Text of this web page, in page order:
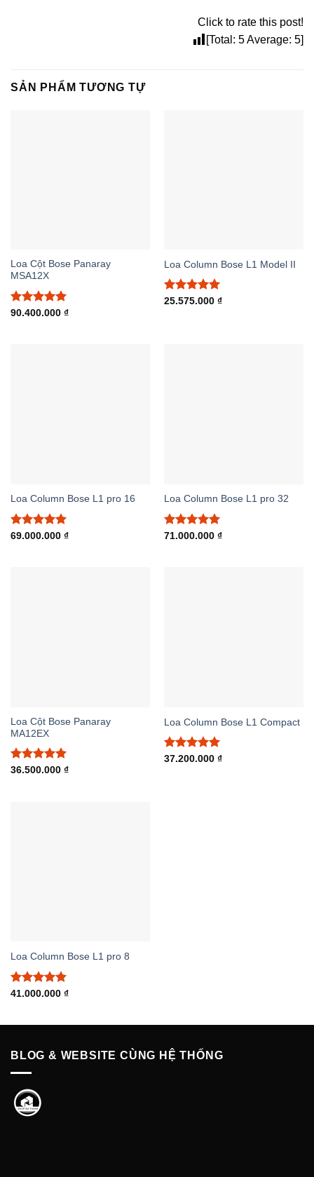
Click to rate this post!
[Total: 5Average: 5]
SẢN PHẨM TƯƠNG TỰ
Loa Cột Bose Panaray
MSA12X
Được xếp
90.400.000 ₫
Loa Column Bose L1 Model II
Được xếp
25.575.000 ₫
Loa Column Bose L1 pro 16
Được xếp
69.000.000 ₫
Loa Column Bose L1 pro 32
Được xếp
71.000.000 ₫
Loa Cột Bose Panaray
MA12EX
Được xếp
36.500.000 ₫
Loa Column Bose L1 Compact
Được xếp
37.200.000 ₫
Loa Column Bose L1 pro 8
Được xếp
41.000.000 ₫
BLOG & WEBSITE CÙNG HỆ THỐNG